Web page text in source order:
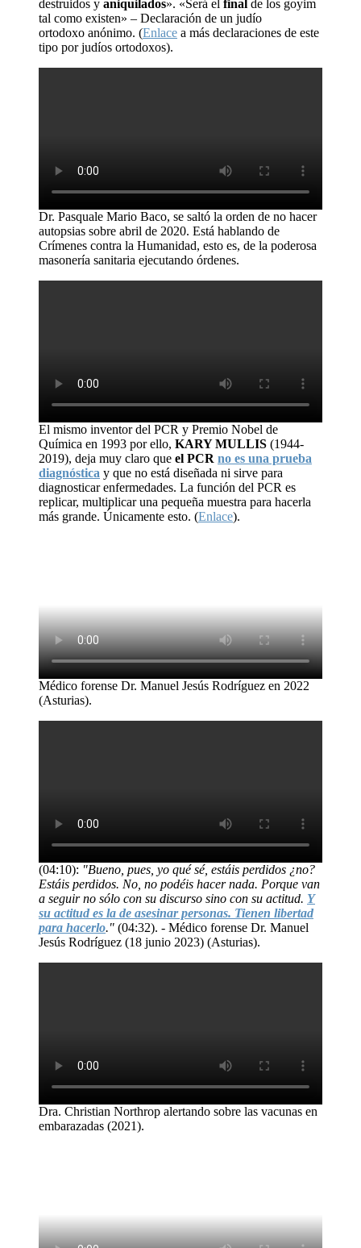
destruidos y aniquilados». «Será el final de los goyim
tal como existen» – Declaración de un judío
ortodoxo anónimo. (Enlace a más declaraciones de este
tipo por judíos ortodoxos).
Dr. Pasquale Mario Baco, se saltó la orden de no hacer
autopsias sobre abril de 2020. Está hablando de
Crímenes contra la Humanidad, esto es, de la poderosa
masonería sanitaria ejecutando órdenes.
El mismo inventor del PCR y Premio Nobel de
Química en 1993 por ello, KARY MULLIS (1944-
2019), deja muy claro que el PCR no es una prueba
diagnóstica y que no está diseñada ni sirve para
diagnosticar enfermedades. La función del PCR es
replicar, multiplicar una pequeña muestra para hacerla
más grande. Únicamente esto. (Enlace).
Médico forense Dr. Manuel Jesús Rodríguez en 2022
(Asturias).
(04:10): "Bueno, pues, yo qué sé, estáis perdidos ¿no?
Estáis perdidos. No, no podéis hacer nada. Porque van
a seguir no sólo con su discurso sino con su actitud. Y
su actitud es la de asesinar personas. Tienen libertad
para hacerlo." (04:32). - Médico forense Dr. Manuel
Jesús Rodríguez (18 junio 2023) (Asturias).
Dra. Christian Northrop alertando sobre las vacunas en
embarazadas (2021).